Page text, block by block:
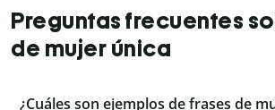
Preguntas frecuentes
de mujer única
¿Cuáles son ejemplos de frases de